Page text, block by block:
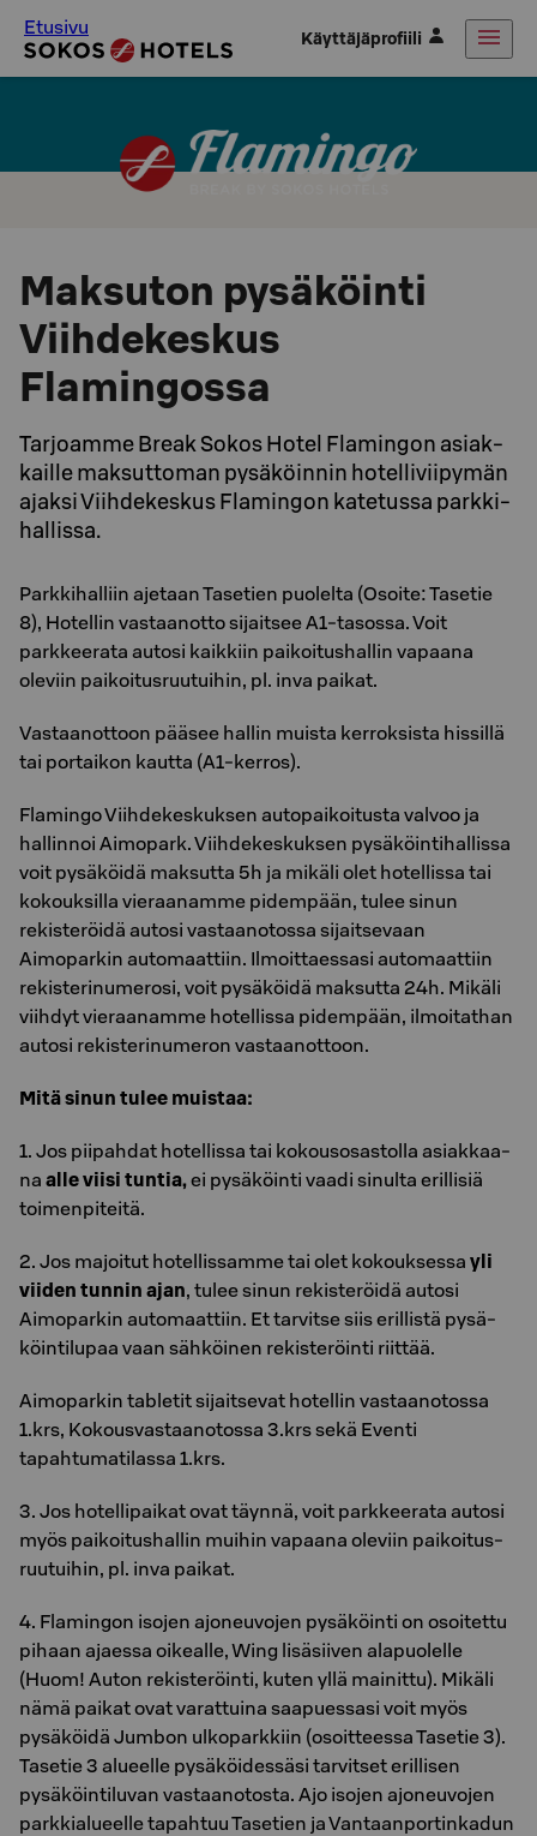
Etusivu Käyttäjäprofiili
Maksuton pysäköinti
Viihdekeskus
Flamingossa
Tarjoamme Break Sokos Hotel Flamingon asiak­
kail­le mak­sut­to­man py­sä­köin­nin hotelliviipymän
ajaksi Viih­de­kes­kus Fla­min­gon ka­te­tus­sa park­ki­
hal­lis­sa.
Park­ki­hal­liin aje­taan Ta­se­tien puo­lel­ta (Osoite: Tasetie
8), Ho­tel­lin vas­taan­ot­to si­jait­see A1-ta­sos­sa. Voit
parkkeerata autosi kaikkiin paikoitushallin vapaana
oleviin paikoitusruutuihin, pl. inva paikat.
Vas­taan­ot­toon pää­see hal­lin muis­ta ker­rok­sis­ta his­sil­lä
tai por­tai­kon kaut­ta (A1-kerros).
Fla­min­go Viih­de­kes­kuk­sen auto­pai­koi­tus­ta val­voo ja
hal­lin­noi Aimopark. Viihdekeskuksen pysäköintihallissa
voit pysäköidä maksutta 5h ja mikäli olet hotellissa tai
kokouksilla vieraanamme pidempään, tulee sinun
rekisteröidä autosi vastaanotossa sijaitsevaan
Aimoparkin automaattiin. Ilmoittaessasi automaattiin
rekisterinumerosi, voit pysäköidä maksutta 24h. Mikäli
viihdyt vieraanamme hotellissa pidempään, ilmoitathan
autosi rekisterinumeron vastaanottoon.
Mitä sinun tulee muis­taa:
1. Jos pii­pah­dat ho­tel­lis­sa tai ko­kous­osas­tol­la asiak­kaa­
na alle viisi tun­tia,ei pysäköinti vaadi sinulta erillisiä
toimenpiteitä.
2. Jos ma­joi­tut ho­tel­lis­sam­me tai olet ko­kouk­ses­sa yli
viiden tun­nin ajan, tulee sinun re­kis­te­röi­dä autosi
Aimoparkin automaattiin. Et tar­vit­se siis eril­lis­tä py­sä­
köin­tilupaa vaan säh­köi­nen re­kis­te­röin­ti riit­tää.
Aimoparkin tabletit sijaitsevat hotellin vastaanotossa
1.krs, Kokousvastaanotossa 3.krs sekä Eventi
tapahtumatilassa 1.krs.
3. Jos ho­tel­li­pai­kat ovat täyn­nä, voit park­kee­ra­ta au­to­si
myös pai­koi­tus­hal­lin mui­hin va­paa­na ole­viin pai­koi­tus­
ruu­tui­hin, pl. inva pai­kat.
4. Fla­min­gon iso­jen ajo­neu­vo­jen py­sä­köin­ti on osoi­tet­tu
pihaan ajaessa oikealle, Wing lisäsiiven alapuolelle
(Huom! Auton rekisteröinti, kuten yllä mainittu). Mikäli
nämä paikat ovat varattuina saapuessasi voit myös
pysäköidä Jum­bon ul­ko­park­kiin (osoitteessa Tasetie 3).
Tasetie 3 alueelle pysäköidessäsi tarvitset erillisen
pysäköintiluvan vastaanotosta. Ajo iso­jen ajo­neu­vo­jen
park­kia­lu­eel­le ta­pah­tuu Ta­se­tien ja Van­taan­por­tin­ka­dun